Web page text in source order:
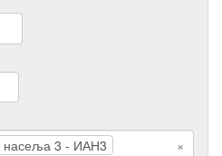
×
насеља 3 - ИАН3